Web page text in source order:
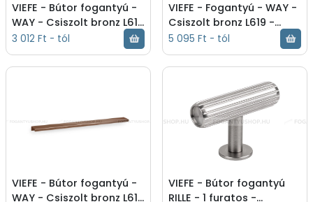
VIEFE - Bútor fogantyú -
WAY - Csiszolt bronz L619
- Alumínium - Bútorajtó
élére ültethető színes
fém fogant - - -
3 012 Ft - tól
VIEFE - Fogantyú - WAY -
Csiszolt bronz L619 -
Alumínium - Bútorajtó
élére ültethető színes
fém fogantyú - - -
5 095 Ft - tól
VIEFE - Bútor fogantyú -
WAY - Csiszolt bronz L619
VIEFE - Bútor fogantyú
RILLE - 1 furatos -